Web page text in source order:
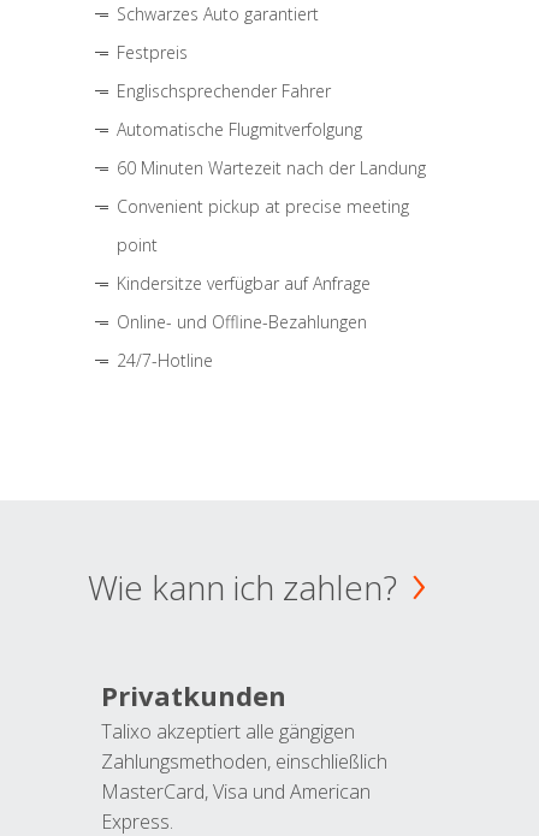
Schwarzes Auto garantiert
Festpreis
Englischsprechender Fahrer
Automatische Flugmitverfolgung
60 Minuten Wartezeit nach der Landung
Convenient pickup at precise meeting
point
Kindersitze verfügbar auf Anfrage
Online- und Offline-Bezahlungen
24/7-Hotline
Wie kann ich zahlen?
Privatkunden
Talixo akzeptiert alle gängigen
Zahlungsmethoden, einschließlich
MasterCard, Visa und American
Express.